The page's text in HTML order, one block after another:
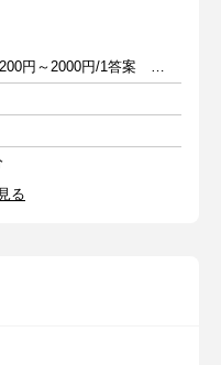
完全出来高制：①1200円～2000円/1答案 ②2000円～4000円/1答案
る